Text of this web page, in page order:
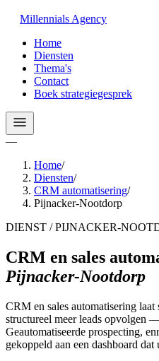
Millennials Agency
Home
Diensten
Thema's
Contact
Boek strategiegesprek
—
Home/
Diensten/
CRM automatisering/
Pijnacker-Nootdorp
DIENST / PIJNACKER-
CRM en sales
Pijnacker-Nootdorp
CRM en sales automatisering
structureel meer leads opvolgen
Geautomatiseerde prospecting,
gekoppeld aan een dashboard